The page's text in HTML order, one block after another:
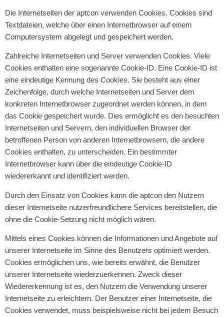
Die Internetseiten der aptcon verwenden Cookies. Cookies sind
Textdateien, welche über einen Internetbrowser auf einem
Computersystem abgelegt und gespeichert werden.
Zahlreiche Internetseiten und Server verwenden Cookies. Viele
Cookies enthalten eine sogenannte Cookie-ID. Eine Cookie-ID ist
eine eindeutige Kennung des Cookies. Sie besteht aus einer
Zeichenfolge, durch welche Internetseiten und Server dem
konkreten Internetbrowser zugeordnet werden können, in dem
das Cookie gespeichert wurde. Dies ermöglicht es den besuchten
Internetseiten und Servern, den individuellen Browser der
betroffenen Person von anderen Internetbrowsern, die andere
Cookies enthalten, zu unterscheiden. Ein bestimmter
Internetbrowser kann über die eindeutige Cookie-ID
wiedererkannt und identifiziert werden.
Durch den Einsatz von Cookies kann die aptcon den Nutzern
dieser Internetseite nutzerfreundlichere Services bereitstellen, die
ohne die Cookie-Setzung nicht möglich wären.
Mittels eines Cookies können die Informationen und Angebote auf
unserer Internetseite im Sinne des Benutzers optimiert werden.
Cookies ermöglichen uns, wie bereits erwähnt, die Benutzer
unserer Internetseite wiederzuerkennen. Zweck dieser
Wiedererkennung ist es, den Nutzern die Verwendung unserer
Internetseite zu erleichtern. Der Benutzer einer Internetseite, die
Cookies verwendet, muss beispielsweise nicht bei jedem Besuch